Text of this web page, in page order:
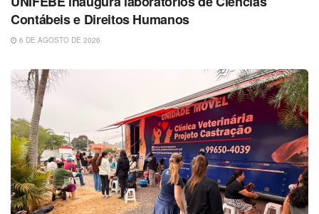
Contábeis e Direitos Humanos
6 DE AGOSTO DE 2026